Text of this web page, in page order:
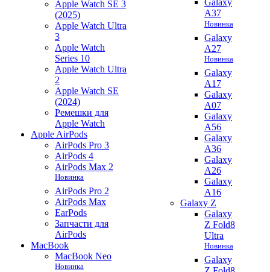
Apple Watch SE 3
(2025)
Apple Watch Ultra
3
Apple Watch
Series 10
Apple Watch Ultra
2
Apple Watch SE
(2024)
Ремешки для
Apple Watch
Apple AirPods
AirPods Pro 3
AirPods 4
AirPods Max 2
Новинка
AirPods Pro 2
AirPods Max
EarPods
Запчасти для
AirPods
MacBook
MacBook Neo
Новинка
Galaxy
A37
Новинка
Galaxy
A27
Новинка
Galaxy
A17
Galaxy
A07
Galaxy
A56
Galaxy
A36
Galaxy
A26
Galaxy
A16
Galaxy Z
Galaxy
Z Fold8
Ultra
Новинка
Galaxy